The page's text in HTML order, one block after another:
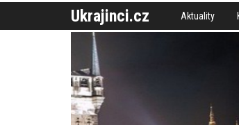
Ukrajinci.cz Aktuality